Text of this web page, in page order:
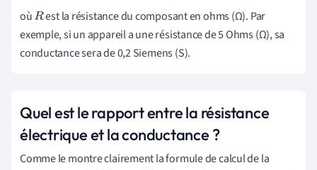
oùR est la résistance du composant en ohms (Ω). Par
exemple, si un appareil a une résistance de 5 Ohms (Ω), sa
conductance sera de 0,2 Siemens (S).
Quel est le rapport entre la résistance
électrique et la conductance ?
Comme le montre clairement la formule de calcul de la